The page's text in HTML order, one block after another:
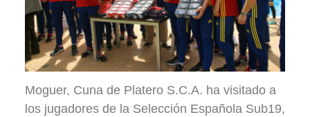
Moguer, Cuna de Platero S.C.A. ha visitado a
los jugadores de la Selección Española Sub19,